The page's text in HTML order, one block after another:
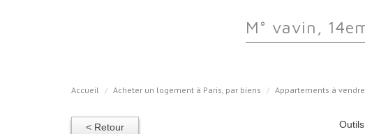
m° vavin,
Accueil Acheter un logement à Paris, par biens Appartements à vendre
< Retour